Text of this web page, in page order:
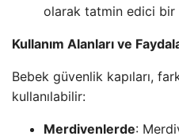
olarak tatmin edici bir
Kullanım Alanları ve
Bebek güvenlik kapıları,
kullanılabilir:
Merdivenlerde: